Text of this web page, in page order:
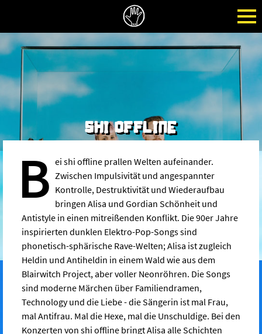
SHI OFFLINE
B ei shi offline prallen Welten aufeinander.
Zwischen Impulsivität und angespannter
Kontrolle, Destruktivität und Wiederaufbau
bringen Alisa und Gordian Schönheit und
Antistyle in einen mitreißenden Konflikt. Die 90er Jahre
inspirierten dunklen Elektro-Pop-Songs sind
phonetisch-sphärische Rave-Welten; Alisa ist zugleich
Heldin und Antiheldin in einem Wald wie aus dem
Blairwitch Project, aber voller Neonröhren. Die Songs
sind moderne Märchen über Familiendramen,
Technology und die Liebe - die Sängerin ist mal Frau,
mal Antifrau. Mal die Hexe, mal die Unschuldige. Bei den
Konzerten von shi offline bringt Alisa alle Schichten